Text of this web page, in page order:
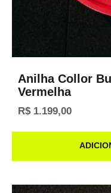
Anilha Collor
Vermelha
R$1.199,00